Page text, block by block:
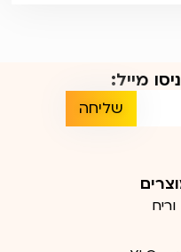
מייל:
שליחה